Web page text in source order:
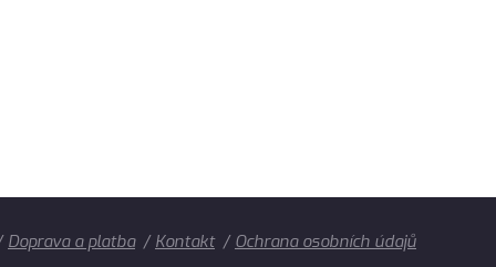
Doprava a platba Kontakt Ochrana osobních údajů